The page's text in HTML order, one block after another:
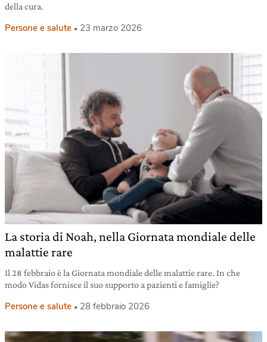
della cura.
Persone e salute 23 marzo 2026
La storia di Noah, nella Giornata mondiale delle
malattie rare
Il 28 febbraio è la Giornata mondiale delle malattie rare. In che
modo Vidas fornisce il suo supporto a pazienti e famiglie?
Persone e salute 28 febbraio 2026